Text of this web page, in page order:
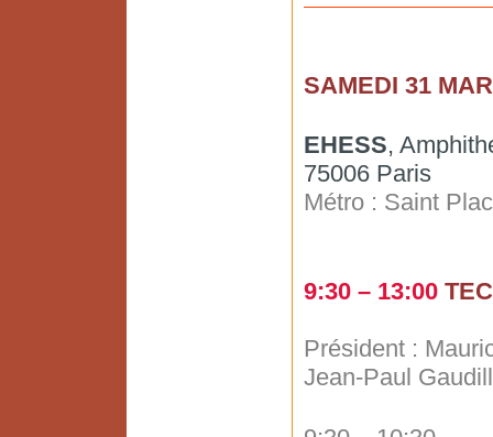
SAMEDI 31
EHESS,
75006 Paris
Métro : Saint
9:30 – 13:00
Président :
Jean-Paul